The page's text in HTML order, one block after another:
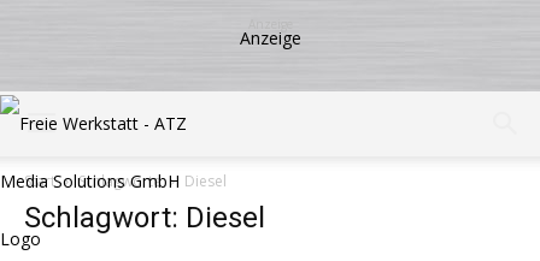
Start Schlagworte Diesel
Schlagwort: Diesel